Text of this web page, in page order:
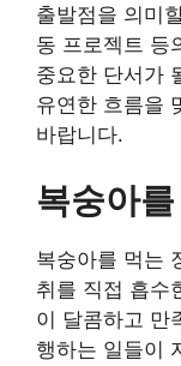
출발점을 의미
동 프로젝트 등
중요한 단서가
유연한 흐름을
바랍니다.
복숭아
복숭아를 먹는
취를 직접 흡수
이 달콤하고 만
행하는 일들이